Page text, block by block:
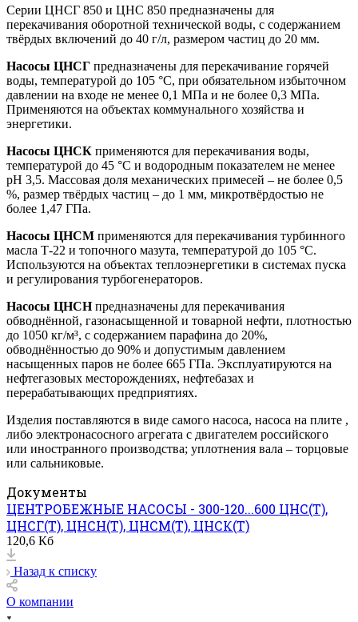
Серии ЦНСГ 850 и ЦНС 850 предназначены для
перекачивания оборотной технической воды, с содержанием
твёрдых включений до 40 г/л, размером частиц до 20 мм.
Насосы ЦНСГ предназначены для перекачивание горячей
воды, температурой до 105 °C, при обязательном избыточном
давлении на входе не менее 0,1 МПа и не более 0,3 МПа.
Применяются на объектах коммунального хозяйства и
энергетики.
Насосы ЦНСК применяются для перекачивания воды,
температурой до 45 °C и водородным показателем не менее
pH 3,5. Массовая доля механических примесей – не более 0,5
%, размер твёрдых частиц – до 1 мм, микротвёрдостью не
более 1,47 ГПа.
Насосы ЦНСМ применяются для перекачивания турбинного
масла Т-22 и топочного мазута, температурой до 105 °C.
Используются на объектах теплоэнергетики в системах пуска
и регулирования турбогенераторов.
Насосы ЦНСНпредназначены для перекачивания
обводнённой, газонасыщенной и товарной нефти, плотностью
до 1050 кг/м³, с содержанием парафина до 20%,
обводнённостью до 90% и допустимым давлением
насыщенных паров не более 665 ГПа. Эксплуатируются на
нефтегазовых месторождениях, нефтебазах и
перерабатывающих предприятиях.
Изделия поставляются в виде самого насоса, насоса на плите ,
либо электронасосного агрегата с двигателем российского
или иностранного производства; уплотнения вала – торцовые
или сальниковые.
Документы
ЦЕНТРОБЕЖНЫЕ НАСОСЫ - 300-120...600 ЦНС(Т),
ЦНСГ(Т), ЦНСН(Т), ЦНСМ(Т), ЦНСК(Т)
120,6 Кб
Назад к списку
О компании